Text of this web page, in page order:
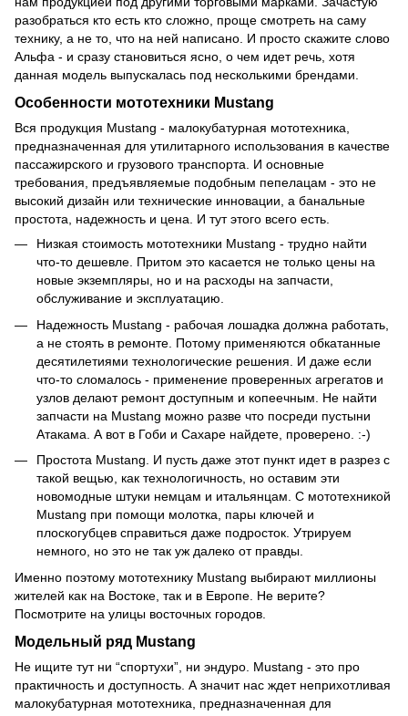
разобраться кто есть кто сложно, проще смотреть на саму
технику, а не то, что на ней написано. И просто скажите слово
Альфа - и сразу становиться ясно, о чем идет речь, хотя
данная модель выпускалась под несколькими брендами.
Особенности мототехники Mustang
Вся продукция Mustang - малокубатурная мототехника,
предназначенная для утилитарного использования в качестве
пассажирского и грузового транспорта. И основные
требования, предъявляемые подобным пепелацам - это не
высокий дизайн или технические инновации, а банальные
простота, надежность и цена. И тут этого всего есть.
Низкая стоимость мототехники Mustang - трудно найти
что-то дешевле. Притом это касается не только цены на
новые экземпляры, но и на расходы на запчасти,
обслуживание и эксплуатацию.
Надежность Mustang - рабочая лошадка должна работать,
а не стоять в ремонте. Потому применяются обкатанные
десятилетиями технологические решения. И даже если
что-то сломалось - применение проверенных агрегатов и
узлов делают ремонт доступным и копеечным. Не найти
запчасти на Mustang можно разве что посреди пустыни
Атакама. А вот в Гоби и Сахаре найдете, проверено. :-)
Простота Mustang. И пусть даже этот пункт идет в разрез с
такой вещью, как технологичность, но оставим эти
новомодные штуки немцам и итальянцам. С мототехникой
Mustang при помощи молотка, пары ключей и
плоскогубцев справиться даже подросток. Утрируем
немного, но это не так уж далеко от правды.
Именно поэтому мототехнику Mustang выбирают миллионы
жителей как на Востоке, так и в Европе. Не верите?
Посмотрите на улицы восточных городов.
Модельный ряд Mustang
Не ищите тут ни “спортухи”, ни эндуро. Mustang - это про
практичность и доступность. А значит нас ждет неприхотливая
малокубатурная мототехника, предназначенная для